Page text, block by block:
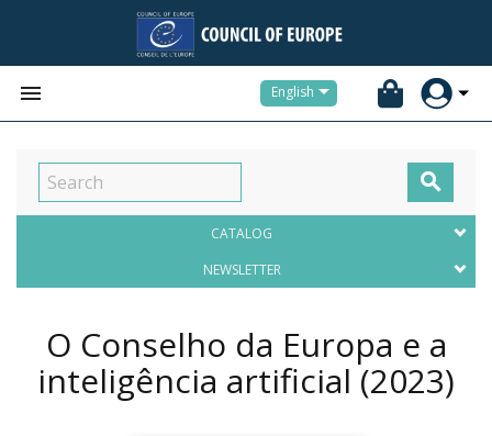
 English

CATALOG
NEWSLETTER
O Conselho da Europa e a
inteligência artificial (2023)